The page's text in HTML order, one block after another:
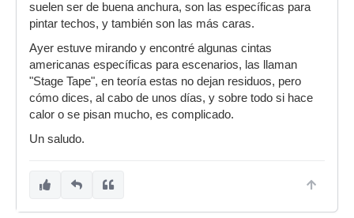
suelen ser de buena anchura, son las específicas para
pintar techos, y también son las más caras.
Ayer estuve mirando y encontré algunas cintas
americanas específicas para escenarios, las llaman
"Stage Tape", en teoría estas no dejan residuos, pero
cómo dices, al cabo de unos días, y sobre todo si hace
calor o se pisan mucho, es complicado.
Un saludo.